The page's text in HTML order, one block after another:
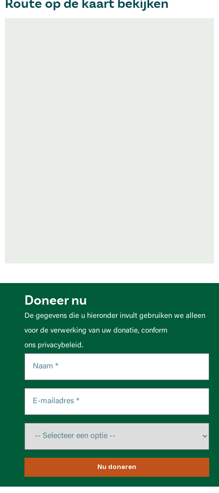
Route op de kaart bekijken
Doneer nu
De gegevens die u hieronder invult gebruiken we alleen
voor de verwerking van uw donatie, conform
ons privacybeleid.
Nu doneren